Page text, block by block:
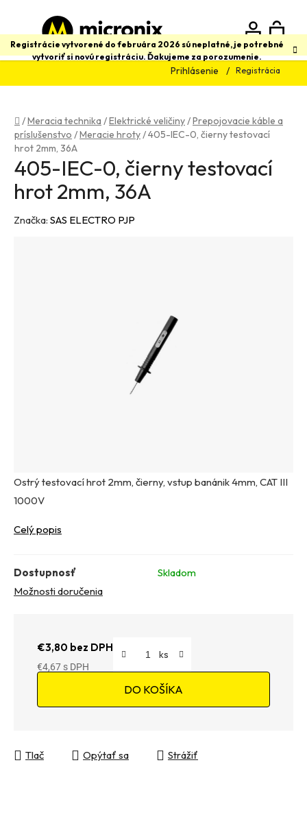
obsah
Registrácie vytvorené do februára 2026 sú neplatné, je potrebné
vytvoriť si novú registráciu. Ďakujeme za porozumenie.
Prihlásenie Registrácia
Hľadať
Domov
/Meracia technika /Elektrické veličiny/Prepojovacie káble a
príslušenstvo /Meracie hroty/405-IEC-0, čierny testovací
hrot 2mm, 36A
Ostrý testovací hrot 2mm, čierny, vstup banánik 4mm, CAT III
1000V
Celý popis
Dostupnosť
Skladom
Možnosti doručenia
€3,80 bez DPH
€4,67
DO KOŠÍKA
Tlač Opýtať sa Strážiť
405-IEC-0, čierny testovací
hrot 2mm, 36A
Značka: SAS ELECTRO PJP